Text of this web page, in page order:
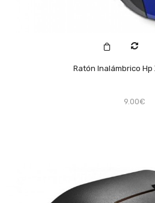
Ratón Inalámbrico Hp
9.00€